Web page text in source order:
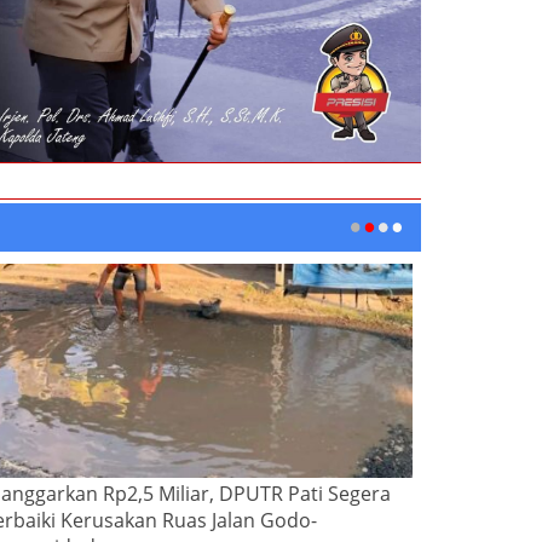
Rp2,5 Miliar, DPUTR Pati Segera
Kerusakan Ruas Jalan Godo-